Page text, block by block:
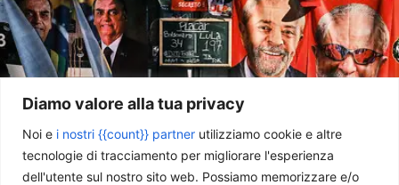
Diamo valore alla tua privacy
Noi e i nostri {{count}} partner utilizziamo cookie e altre
tecnologie di tracciamento per migliorare l'esperienza
dell'utente sul nostro sito web. Possiamo memorizzare e/o